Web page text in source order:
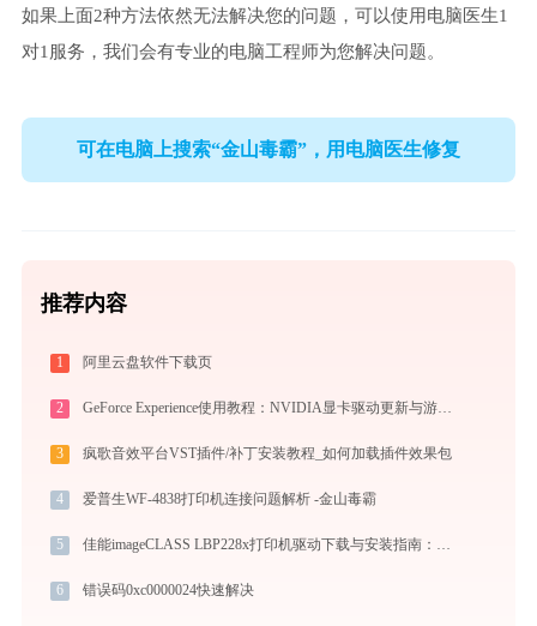
如果上面2种方法依然无法解决您的问题，可以使用电脑医生1
对1服务，我们会有专业的电脑工程师为您解决问题。
可在电脑上搜索“金山毒霸”，用电脑医生修复
推荐内容
1 阿里云盘软件下载页
2 GeForce Experience使用教程：NVIDIA显卡驱动更新与游戏优化录制完全指南
3 疯歌音效平台VST插件/补丁安装教程_如何加载插件效果包
4 爱普生WF-4838打印机连接问题解析 -金山毒霸
5 佳能imageCLASS LBP228x打印机驱动下载与安装指南：一步步教您操作
6 错误码0xc0000024快速解决